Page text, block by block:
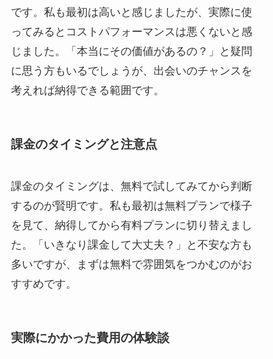
です。私も最初は高いと感じましたが、実際に使
ってみるとコストパフォーマンスは悪くないと感
じました。「本当にその価値があるの？」と疑問
に思う方もいるでしょうが、出会いのチャンスを
考えれば納得できる範囲です。
課金のタイミングと注意点
課金のタイミングは、無料で試してみてから判断
するのが賢明です。私も最初は無料プランで様子
を見て、納得してから有料プランに切り替えまし
た。「いきなり課金して大丈夫？」と不安な方も
多いですが、まずは無料で雰囲気をつかむのがお
すすめです。
実際にかかった費用の体験談